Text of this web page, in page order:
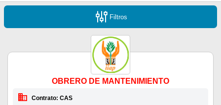
Filtros
OBRERO DE MANTENIMIENTO
Contrato: CAS